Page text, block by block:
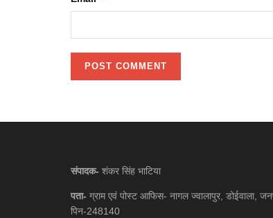
संपादक- शंकर सिंह भाटिया
पता- ग्राम एवं पोस्ट आफिस- नागल ज्वालापुर, डोईवाला,
पिन-248140